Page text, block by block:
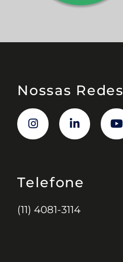
Nossas Redes
Telefone
(11) 4081-3114